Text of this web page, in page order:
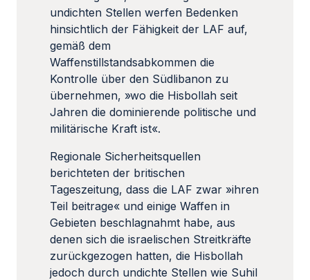
undichten Stellen werfen Bedenken
hinsichtlich der Fähigkeit der LAF auf,
gemäß dem
Waffenstillstandsabkommen die
Kontrolle über den Südlibanon zu
übernehmen, »wo die Hisbollah seit
Jahren die dominierende politische und
militärische Kraft ist«.
Regionale Sicherheitsquellen
berichteten der britischen
Tageszeitung, dass die LAF zwar »ihren
Teil beitrage« und einige Waffen in
Gebieten beschlagnahmt habe, aus
denen sich die israelischen Streitkräfte
zurückgezogen hatten, die Hisbollah
jedoch durch undichte Stellen wie Suhil